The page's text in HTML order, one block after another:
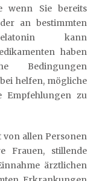
wenn Sie bereits
an bestimmten
kann
haben
Bedingungen
helfen, mögliche
Empfehlungen zu
allen Personen
Frauen, stillende
ärztlichen